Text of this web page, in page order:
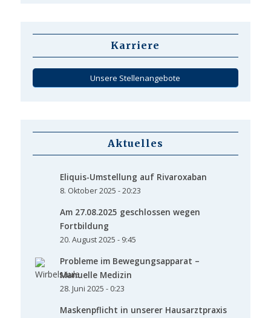
Karriere
Unsere Stellenangebote
Aktuelles
Eliquis-Umstellung auf Rivaroxaban
8. Oktober 2025 - 20:23
Am 27.08.2025 geschlossen wegen
Fortbildung
20. August 2025 - 9:45
Probleme im Bewegungsapparat –
Manuelle Medizin
28. Juni 2025 - 0:23
Maskenpflicht in unserer Hausarztpraxis